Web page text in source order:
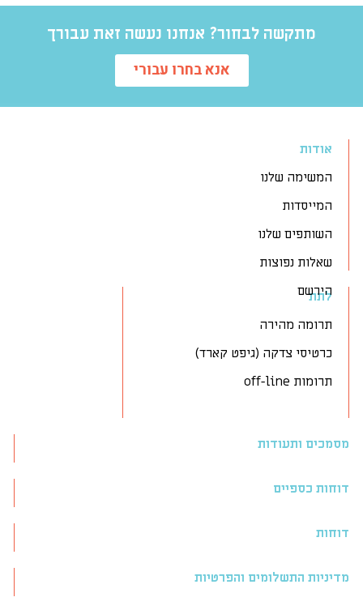
מתקשה לבחור? אנחנו נעשה זאת עבורך
אנא בחרו עבורי
אודות
המשימה שלנו
המייסדות
השותפים שלנו
שאלות נפוצות
הירשם
לתת
תרומה מהירה
כרטיסי צדקה (גיפט קארד)
תרומות off-line
מסמכים ותעודות
דוחות כספיים
דוחות
מדיניות התשלומים והפרטיות